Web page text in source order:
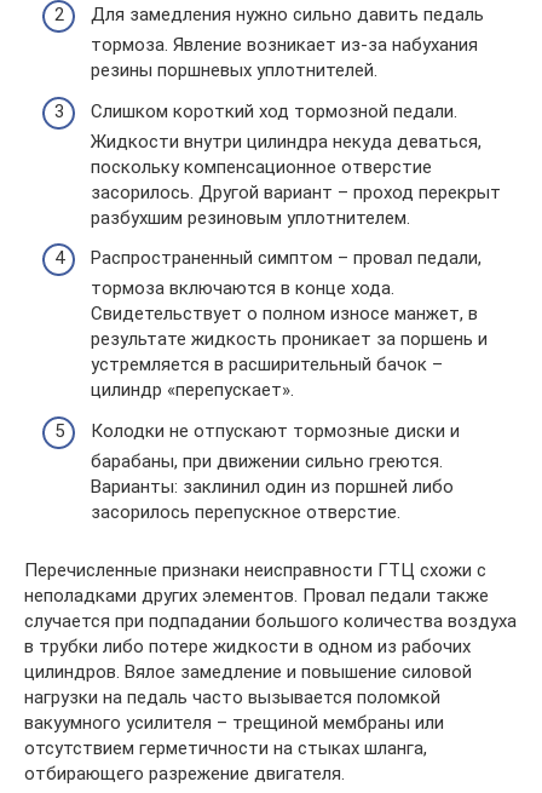
Для замедления нужно сильно давить педаль
тормоза. Явление возникает из-за набухания
резины поршневых уплотнителей.
Слишком короткий ход тормозной педали.
Жидкости внутри цилиндра некуда деваться,
поскольку компенсационное отверстие
засорилось. Другой вариант – проход перекрыт
разбухшим резиновым уплотнителем.
Распространенный симптом – провал педали,
тормоза включаются в конце хода.
Свидетельствует о полном износе манжет, в
результате жидкость проникает за поршень и
устремляется в расширительный бачок –
цилиндр «перепускает».
Колодки не отпускают тормозные диски и
барабаны, при движении сильно греются.
Варианты: заклинил один из поршней либо
засорилось перепускное отверстие.
Перечисленные признаки неисправности ГТЦ схожи с
неполадками других элементов. Провал педали также
случается при подпадании большого количества воздуха
в трубки либо потере жидкости в одном из рабочих
цилиндров. Вялое замедление и повышение силовой
нагрузки на педаль часто вызывается поломкой
вакуумного усилителя – трещиной мембраны или
отсутствием герметичности на стыках шланга,
отбирающего разрежение двигателя.